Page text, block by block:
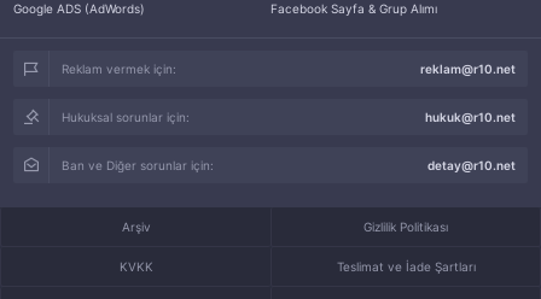
Google ADS (AdWords) Facebook Sayfa & Grup Alımı
Reklam vermek için: reklam@r10.net
Hukuksal sorunlar için: hukuk@r10.net
Ban ve Diğer sorunlar için: detay@r10.net
Arşiv Gizlilik Politikası
KVKK Teslimat ve İade Şartları